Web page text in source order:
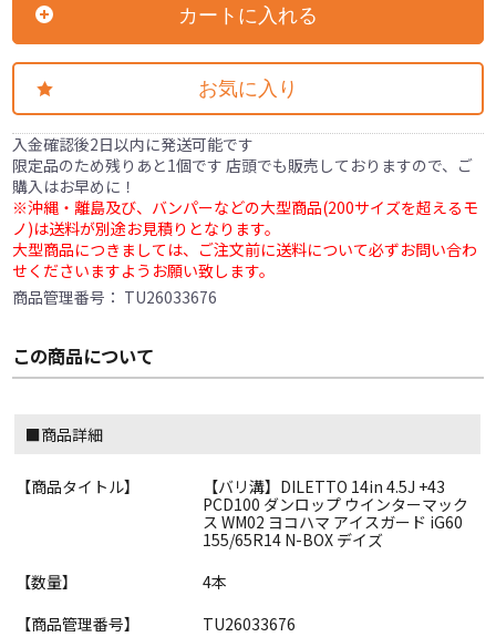
カートに入れる
お気に入り
入金確認後2日以内に発送可能です
限定品のため残りあと1個です 店頭でも販売しておりますので、ご
購入はお早めに！
※沖縄・離島及び、バンパーなどの大型商品(200サイズを超えるモ
ノ)は送料が別途お見積りとなります。
大型商品につきましては、ご注文前に送料について必ずお問い合わ
せくださいますようお願い致します。
商品管理番号： TU26033676
この商品について
■商品詳細
【商品タイトル】
【バリ溝】DILETTO 14in 4.5J +43
PCD100 ダンロップ ウインターマック
ス WM02 ヨコハマ アイスガード iG60
155/65R14 N-BOX デイズ
【数量】
4本
【商品管理番号】
TU26033676